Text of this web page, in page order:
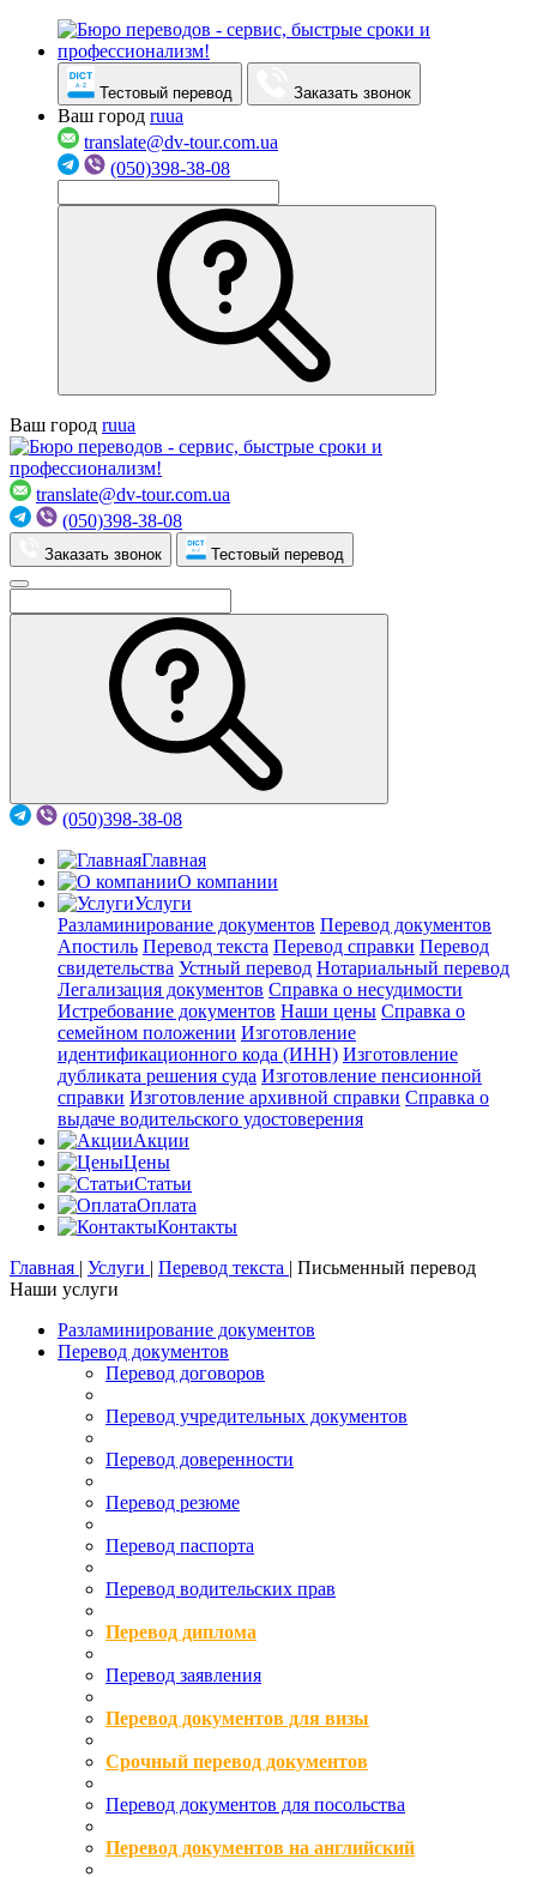
Тестовый перевод Заказать звонок
Ваш город ruua
translate@dv-tour.com.ua
(050)398-38-08
Ваш город ruua
translate@dv-tour.com.ua
(050)398-38-08
Заказать звонок Тестовый перевод
(050)398-38-08
Главная
О компании
Услуги
Разламинирование документов Перевод документов
Апостиль Перевод текста Перевод справки Перевод
свидетельства Устный перевод Нотариальный перевод
Легализация документов Справка о несудимости
Истребование документов Наши цены Справка о
семейном положении Изготовление
идентификационного кода (ИНН) Изготовление
дубликата решения суда Изготовление пенсионной
справки Изготовление архивной справки Справка о
выдаче водительского удостоверения
Акции
Цены
Статьи
Оплата
Контакты
Главная | Услуги | Перевод текста | Письменный перевод
Наши услуги
Разламинирование документов
Перевод документов
Перевод договоров
Перевод учредительных документов
Перевод доверенности
Перевод резюме
Перевод паспорта
Перевод водительских прав
Перевод диплома
Перевод заявления
Перевод документов для визы
Срочный перевод документов
Перевод документов для посольства
Перевод документов на английский